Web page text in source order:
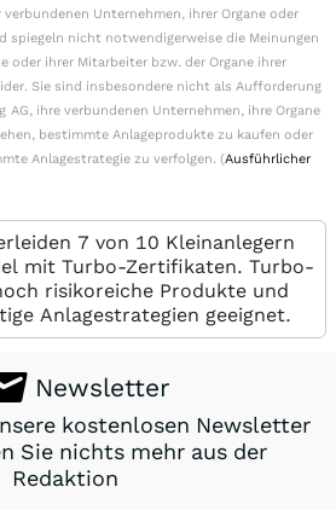
Unternehmen, ihrer Organe oder
spiegeln nicht notwendigerweise die Meinungen
oder ihrer Mitarbeiter bzw. der Organe ihrer
Sie sind insbesondere nicht als Aufforderung
ihre verbundenen Unternehmen, ihre Organe
bestimmte Anlageprodukte zu kaufen oder
Anlagestrategie zu verfolgen. (Ausführlicher
7 von 10 Kleinanlegern
mit Turbo-Zertifikaten. Turbo-
risikoreiche Produkte und
Anlagestrategien geeignet.
Newsletter
kostenlosen Newsletter
Sie nichts mehr aus der
Redaktion